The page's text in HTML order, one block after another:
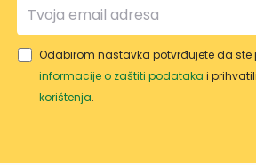
Odabirom nastavka potvrđujete da ste
informacije o zaštiti podataka i
korištenja.